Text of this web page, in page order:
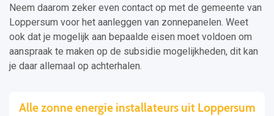
Neem daarom zeker even contact op met de gemeente van
Loppersum voor het aanleggen van zonnepanelen. Weet
ook dat je mogelijk aan bepaalde eisen moet voldoen om
aanspraak te maken op de subsidie mogelijkheden, dit kan
je daar allemaal op achterhalen.
Alle zonne energie installateurs uit Loppersum